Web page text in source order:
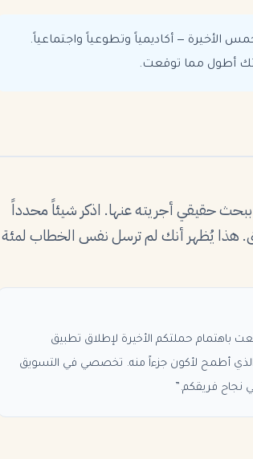
— أكاديمياً وتطوعياً واجتماعياً.
أطول مما توقعت.
ببحث حقيقي أجريته عنها. اذكر شيئاً محدداً
هذا يُظهر أنك لم ترسل نفس الخطاب لمئة
باهتمام حملتكم الأخيرة لإطلاق تطبيق
الذي أطمح لأكون جزءاً منه. تخصصي في التسويق
نجاح فريقكم.”